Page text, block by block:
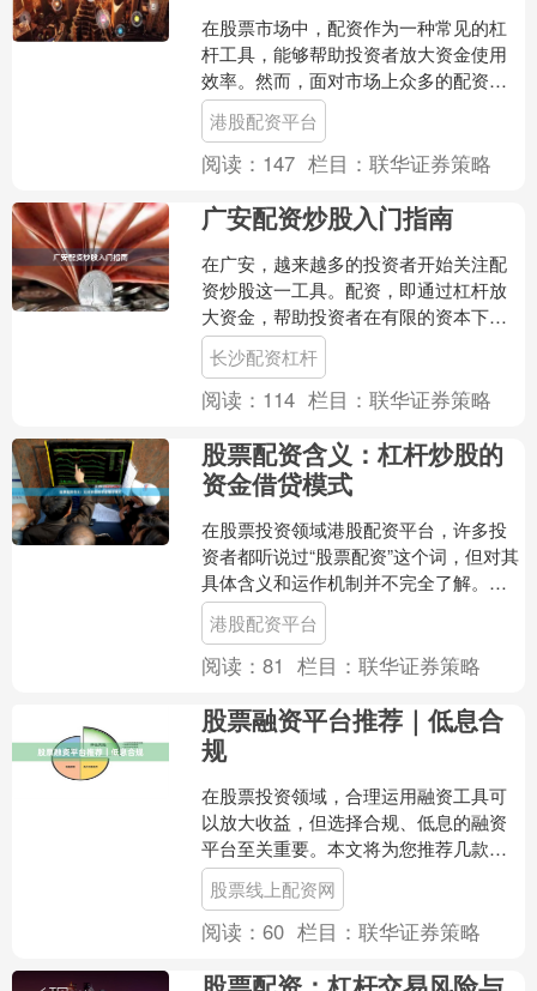
在股票市场中，配资作为一种常见的杠
杆工具，能够帮助投资者放大资金使用
效率。然而，面对市场上众多的配资平
台，如何选择一家安全、透明、服务优
质的配资机构，成为许多投....
港股配资平台
阅读： 147 栏目：联华证券策略
广安配资炒股入门指南
在广安，越来越多的投资者开始关注配
资炒股这一工具。配资，即通过杠杆放
大资金，帮助投资者在有限的资本下参
与更大规模的交易。对于新手而言长沙
配资杠杆，理解配资的基本....
长沙配资杠杆
阅读： 114 栏目：联华证券策略
股票配资含义：杠杆炒股的
资金借贷模式
在股票投资领域港股配资平台，许多投
资者都听说过“股票配资”这个词，但对其
具体含义和运作机制并不完全了解。简
单来说，股票配资是一种资金借贷模
式，允许投资者通过借入....
港股配资平台
阅读：81 栏目：联华证券策略
股票融资平台推荐｜低息合
规
在股票投资领域，合理运用融资工具可
以放大收益，但选择合规、低息的融资
平台至关重要。本文将为您推荐几款经
过市场验证、符合监管要求的股票融资
平台，帮助您在投资路上走....
股票线上配资网
阅读：60 栏目：联华证券策略